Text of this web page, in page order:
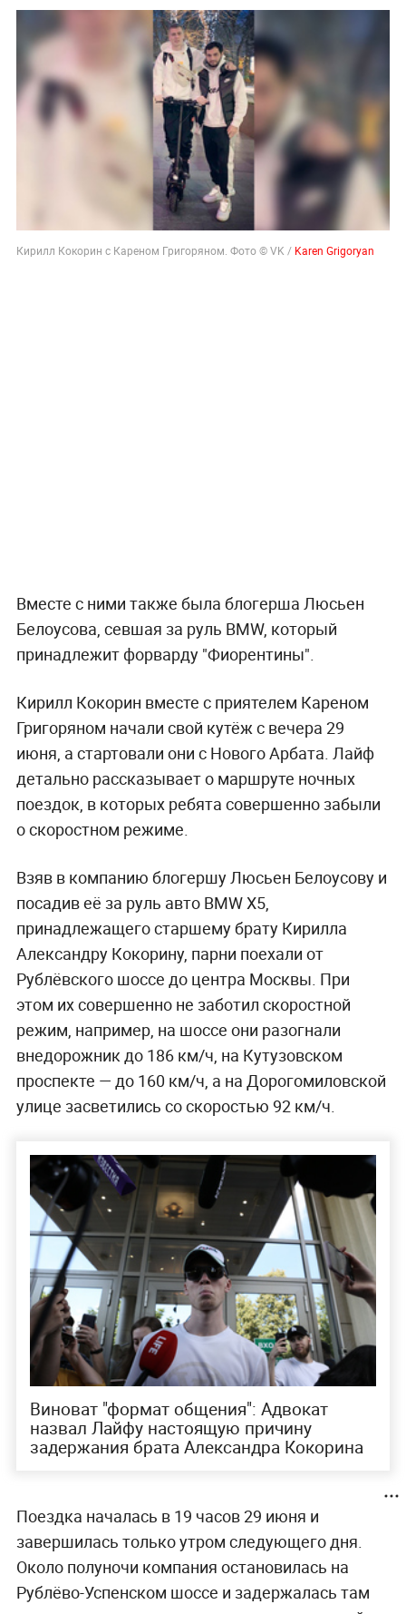
Кирилл Кокорин с Кареном Григоряном. Фото © VK / Karen Grigoryan
Вместе с ними также была блогерша Люсьен
Белоусова, севшая за руль BMW, который
принадлежит форварду "Фиорентины".
Кирилл Кокорин вместе с приятелем Кареном
Григоряном начали свой кутёж с вечера 29
июня, а стартовали они с Нового Арбата. Лайф
детально рассказывает о маршруте ночных
поездок, в которых ребята совершенно забыли
о скоростном режиме.
Взяв в компанию блогершу Люсьен Белоусову и
посадив её за руль авто BMW X5,
принадлежащего старшему брату Кирилла
Александру Кокорину, парни поехали от
Рублёвского шоссе до центра Москвы. При
этом их совершенно не заботил скоростной
режим, например, на шоссе они разогнали
внедорожник до 186 км/ч, на Кутузовском
проспекте — до 160 км/ч, а на Дорогомиловской
улице засветились со скоростью 92 км/ч.
Виноват "формат общения": Адвокат
назвал Лайфу настоящую причину
задержания брата Александра Кокорина
Поездка началась в 19 часов 29 июня и
завершилась только утром следующего дня.
Около полуночи компания остановилась на
Рублёво-Успенском шоссе и задержалась там